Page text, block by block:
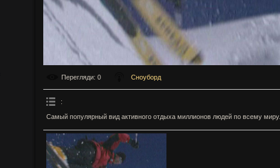
Перегляди: 0 Сноуборд
:
Самый популярный вид активного отдыха миллионов людей по всему миру.